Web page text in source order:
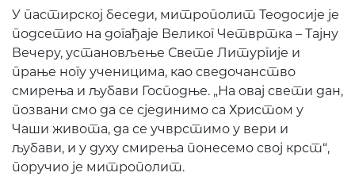
У пастирској беседи, митрополит Теодосије је
подсетио на догађаје Великог Четвртка – Тајну
Вечеру, установљење Свете Литургије и
прање ногу ученицима, као сведочанство
смирења и љубави Господње. „На овај свети дан,
позвани смо да се сјединимо са Христом у
Чаши живота, да се учврстимо у вери и
љубави, и у духу смирења понесемо свој крст“,
поручио је митрополит.